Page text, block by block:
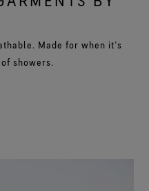
Made for when it’s
showers.